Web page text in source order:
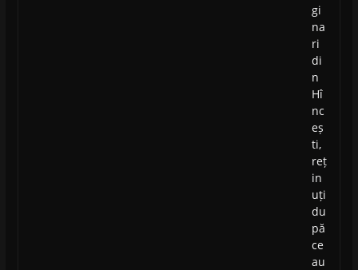
gi
na
ri
di
n
Hî
nc
eș
ti,
reț
in
uți
du
pă
ce
au